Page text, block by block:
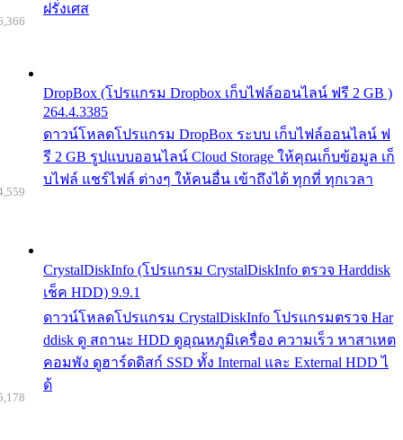
ฝรั่งเศส
DropBox (โปรแกรม Dropbox เก็บไฟล์ออนไลน์ ฟรี 2 GB )
264.4.3385
ดาวน์โหลดโปรแกรม DropBox ระบบ เก็บไฟล์ออนไลน์ ฟ
รี 2 GB รูปแบบออนไลน์ Cloud Storage ให้คุณเก็บข้อมูล เก็
บไฟล์ แชร์ไฟล์ ต่างๆ ให้คนอื่น เข้าถึงได้ ทุกที่ ทุกเวลา
CrystalDiskInfo (โปรแกรม CrystalDiskInfo ตรวจ Harddisk
เช็ค HDD) 9.9.1
ดาวน์โหลดโปรแกรม CrystalDiskInfo โปรแกรมตรวจ Har
ddisk ดู สถานะ HDD ดูอุณหภูมิเครื่อง ความเร็ว หาสาเหต
คอมพัง ดูฮาร์ดดิสก์ SSD ทั้ง Internal และ External HDD ไ
ด้